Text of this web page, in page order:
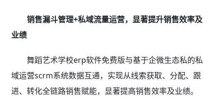
销售漏斗管理+私域流量运营，显著提升销售效率及
业绩
舞蹈艺术学校erp软件免费版与基于企微生态私的私
域运营scrm系统数据互通，实现从线索获取、分配、跟
进、转化全链路销售赋能，显著提高销售效率及业绩。